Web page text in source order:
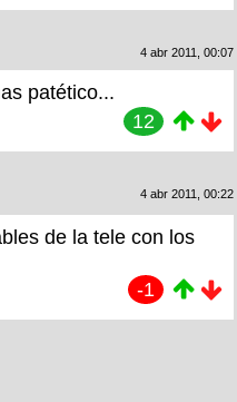
4 abr 2011, 00:07
patético...
12
4 abr 2011, 00:22
de la tele con los
-1